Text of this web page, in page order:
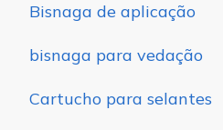
Bisnaga de aplicação
bisnaga para vedação
Cartucho para selantes